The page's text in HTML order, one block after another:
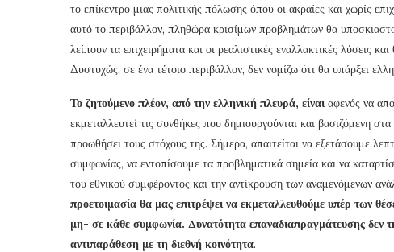
το επίκεντρο μιας πολιτικής πόλωσης όπου οι ακραίες και χωρίς
αυτό το περιβάλλον, πληθώρα κρισίμων προβλημάτων θα
λείπουν τα επιχειρήματα και οι ρεαλιστικές εναλλακτικές λύσεις
Δυστυχώς, σε ένα τέτοιο περιβάλλον, δεν νομίζω ότι θα υπάρξει
Το ζητούμενο πλέον, από την ελληνική πλευρά, είναιαφενός να
εκμεταλλευτεί τις συνθήκες που δημιουργούνται και βασιζόμενη
προωθήσει τους στόχους της. Σήμερα, απαιτείται να εξετάσουμε
συμφωνίας, να εντοπίσουμε τα προβληματικά σημεία και να
του εθνικού συμφέροντος και την αντίκρουση των αναμενόμενων
προετοιμασία θα μας επιτρέψει να εκμεταλλευθούμε υπέρ των
μη- σε κάθε συμφωνία. Δυνατότητα επαναδιαπραγμάτευσης δεν
αντιπαράθεση με τη διεθνή κοινότητα.